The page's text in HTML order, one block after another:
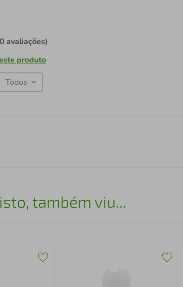
avaliações)
produto
Todos
também viu...